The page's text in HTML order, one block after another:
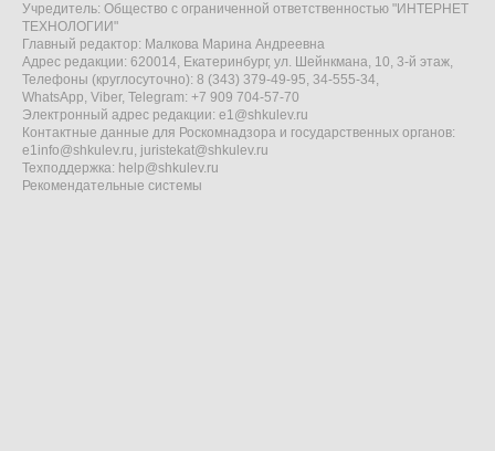
Учредитель: Общество с ограниченной ответственностью "ИНТЕРНЕТ
ТЕХНОЛОГИИ"
Главный редактор: Малкова Марина Андреевна
Адрес редакции: 620014, Екатеринбург, ул. Шейнкмана, 10, 3-й этаж,
Телефоны (круглосуточно): 8 (343) 379-49-95, 34-555-34,
WhatsApp, Viber, Telegram: +7 909 704-57-70
Электронный адрес редакции: e1@shkulev.ru
Контактные данные для Роскомнадзора и государственных органов:
e1info@shkulev.ru, juristekat@shkulev.ru
Техподдержка: help@shkulev.ru
Рекомендательные системы